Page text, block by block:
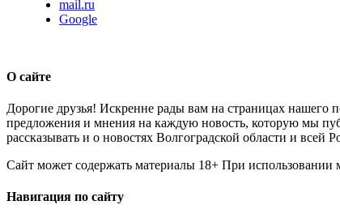
mail.ru
Google
О сайте
Дорогие друзья! Искренне рады вам на страницах
предложения и мнения на каждую новость, которую мы
рассказывать и о новостях Волгоградской области и всей
Сайт может содержать материалы 18+ При использовании
Навигация по сайту